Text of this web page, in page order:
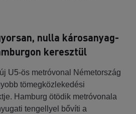
nulla károsanyag-
keresztül
U5-ös metróvonal Németország
tömegközlekedési
Hamburg ötödik metróvonala
tengellyel bővíti a